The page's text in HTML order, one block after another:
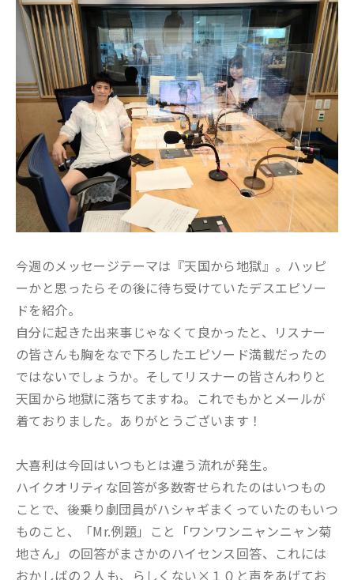
今週のメッセージテーマは『天国から地獄』。ハッピ
ーかと思ったらその後に待ち受けていたデスエピソー
ドを紹介。
自分に起きた出来事じゃなくて良かったと、リスナー
の皆さんも胸をなで下ろしたエピソード満載だったの
ではないでしょうか。そしてリスナーの皆さんわりと
天国から地獄に落ちてますね。これでもかとメールが
着ておりました。ありがとうございます！
大喜利は今回はいつもとは違う流れが発生。
ハイクオリティな回答が多数寄せられたのはいつもの
ことで、後乗り劇団員がハシャギまくっていたのもいつ
ものこと、「Mr.例題」こと「ワンワンニャンニャン菊
地さん」の回答がまさかのハイセンス回答、これには
おかしばの２人も、らしくない×１０と声をあげてお